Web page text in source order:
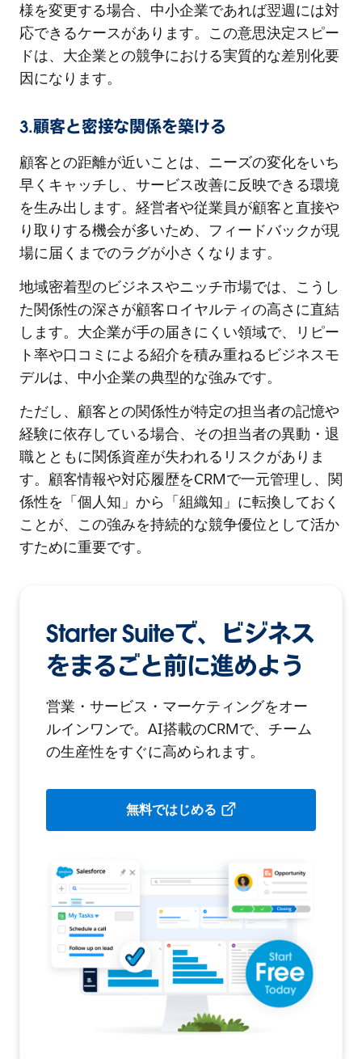
様を変更する場合、中小企業であれば翌週には対
応できるケースがあります。この意思決定スピー
ドは、大企業との競争における実質的な差別化要
因になります。
3.顧客と密接な関係を築ける
顧客との距離が近いことは、ニーズの変化をいち
早くキャッチし、サービス改善に反映できる環境
を生み出します。経営者や従業員が顧客と直接や
り取りする機会が多いため、フィードバックが現
場に届くまでのラグが小さくなります。
地域密着型のビジネスやニッチ市場では、こうし
た関係性の深さが顧客ロイヤルティの高さに直結
します。大企業が手の届きにくい領域で、リピー
ト率や口コミによる紹介を積み重ねるビジネスモ
デルは、中小企業の典型的な強みです。
ただし、顧客との関係性が特定の担当者の記憶や
経験に依存している場合、その担当者の異動・退
職とともに関係資産が失われるリスクがありま
す。顧客情報や対応履歴をCRMで一元管理し、関
係性を「個人知」から「組織知」に転換しておく
ことが、この強みを持続的な競争優位として活か
すために重要です。
Starter Suiteで、ビジネス
をまるごと前に進めよう
営業・サービス・マーケティングをオー
ルインワンで。AI搭載のCRMで、チーム
の生産性をすぐに高められます。
無料ではじめる